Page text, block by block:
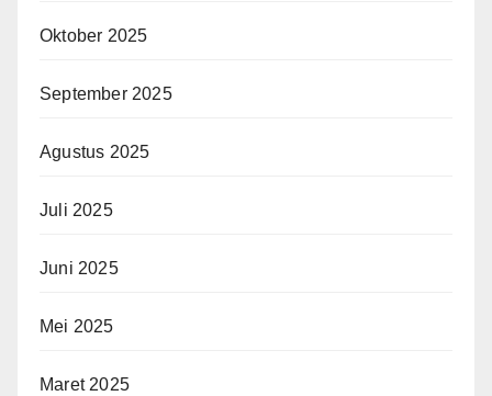
Oktober 2025
September 2025
Agustus 2025
Juli 2025
Juni 2025
Mei 2025
Maret 2025